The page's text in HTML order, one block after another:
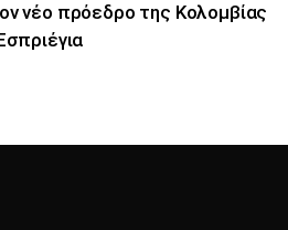
νέο πρόεδρο της Κολομβίας